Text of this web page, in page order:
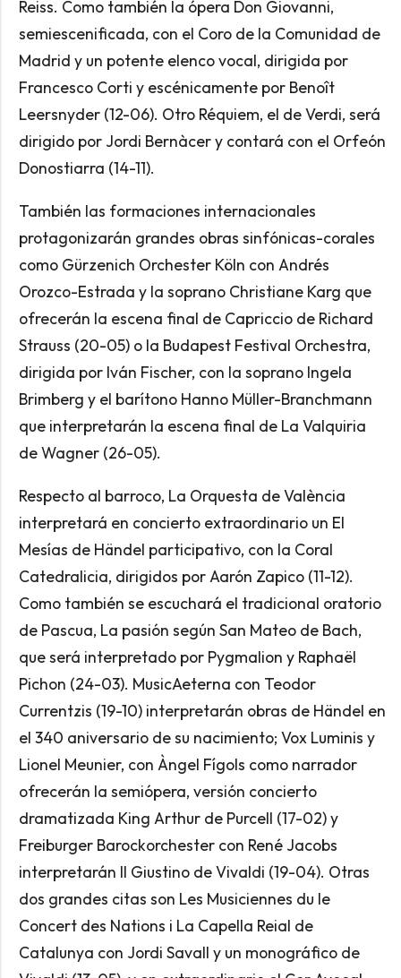
Reiss. Como también la ópera Don Giovanni,
semiescenificada, con el Coro de la Comunidad de
Madrid y un potente elenco vocal, dirigida por
Francesco Corti y escénicamente por Benoît
Leersnyder (12-06). Otro Réquiem, el de Verdi, será
dirigido por Jordi Bernàcer y contará con el Orfeón
Donostiarra (14-11).
También las formaciones internacionales
protagonizarán grandes obras sinfónicas-corales
como Gürzenich Orchester Köln con Andrés
Orozco-Estrada y la soprano Christiane Karg que
ofrecerán la escena final de Capriccio de Richard
Strauss (20-05) o la Budapest Festival Orchestra,
dirigida por Iván Fischer, con la soprano Ingela
Brimberg y el barítono Hanno Müller-Branchmann
que interpretarán la escena final de La Valquiria
de Wagner (26-05).
Respecto al barroco, La Orquesta de València
interpretará en concierto extraordinario un El
Mesías de Händel participativo, con la Coral
Catedralicia, dirigidos por Aarón Zapico (11-12).
Como también se escuchará el tradicional oratorio
de Pascua, La pasión según San Mateo de Bach,
que será interpretado por Pygmalion y Raphaël
Pichon (24-03). MusicAeterna con Teodor
Currentzis (19-10) interpretarán obras de Händel en
el 340 aniversario de su nacimiento; Vox Luminis y
Lionel Meunier, con Àngel Fígols como narrador
ofrecerán la semiópera, versión concierto
dramatizada King Arthur de Purcell (17-02) y
Freiburger Barockorchester con René Jacobs
interpretarán Il Giustino de Vivaldi (19-04). Otras
dos grandes citas son Les Musiciennes du le
Concert des Nations i La Capella Reial de
Catalunya con Jordi Savall y un monográfico de